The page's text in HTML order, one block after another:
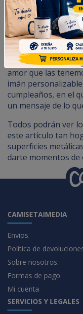
Imán
Las madres se
amor que las
imán
cumpleaños, en el
un mensaje de lo
Todos podrán ver
este artículo tan
superficies
darte momentos de
CAMISETAIMEDIA
Envios.
Política de
Sobre nosotros.
Formas de pago.
Mi cuenta
SERVICIOS Y LEGALES